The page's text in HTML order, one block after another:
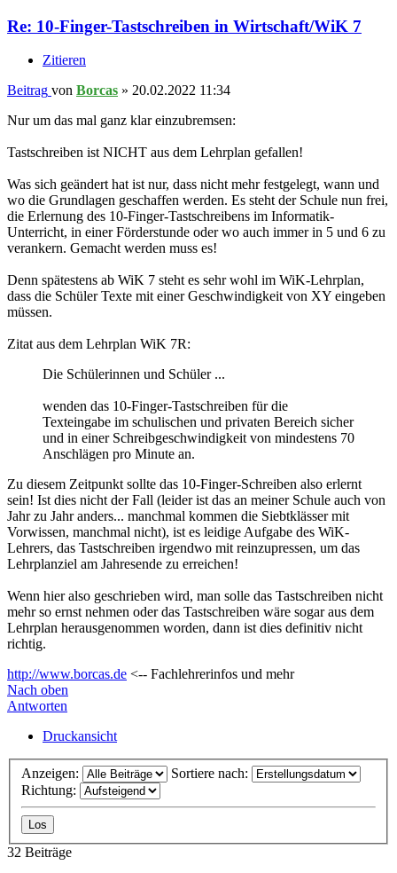
Re: 10-Finger-Tastschreiben in Wirtschaft/WiK 7
Zitieren
Beitrag von Borcas » 20.02.2022 11:34
Nur um das mal ganz klar einzubremsen:
Tastschreiben ist NICHT aus dem Lehrplan gefallen!
Was sich geändert hat ist nur, dass nicht mehr festgelegt, wann und
wo die Grundlagen geschaffen werden. Es steht der Schule nun frei,
die Erlernung des 10-Finger-Tastschreibens im Informatik-
Unterricht, in einer Förderstunde oder wo auch immer in 5 und 6 zu
verankern. Gemacht werden muss es!
Denn spätestens ab WiK 7 steht es sehr wohl im WiK-Lehrplan,
dass die Schüler Texte mit einer Geschwindigkeit von XY eingeben
müssen.
Zitat aus dem Lehrplan WiK 7R:
Die Schülerinnen und Schüler ...
wenden das 10-Finger-Tastschreiben für die
Texteingabe im schulischen und privaten Bereich sicher
und in einer Schreibgeschwindigkeit von mindestens 70
Anschlägen pro Minute an.
Zu diesem Zeitpunkt sollte das 10-Finger-Schreiben also erlernt
sein! Ist dies nicht der Fall (leider ist das an meiner Schule auch von
Jahr zu Jahr anders... manchmal kommen die Siebtklässer mit
Vorwissen, manchmal nicht), ist es leidige Aufgabe des WiK-
Lehrers, das Tastschreiben irgendwo mit reinzupressen, um das
Lehrplanziel am Jahresende zu erreichen!
Wenn hier also geschrieben wird, man solle das Tastschreiben nicht
mehr so ernst nehmen oder das Tastschreiben wäre sogar aus dem
Lehrplan herausgenommen worden, dann ist dies definitiv nicht
richtig.
http://www.borcas.de <-- Fachlehrerinfos und mehr
Nach oben
Antworten
Druckansicht
Anzeigen:
Sortiere nach:
Richtung:
32 Beiträge